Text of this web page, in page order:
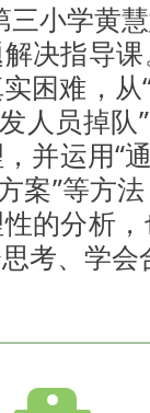
三小学黄
决指导
困难，从
人员掉
并运用“
案”等方
的分析
考、学